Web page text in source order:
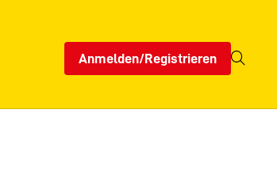
Anmelden/Registrieren